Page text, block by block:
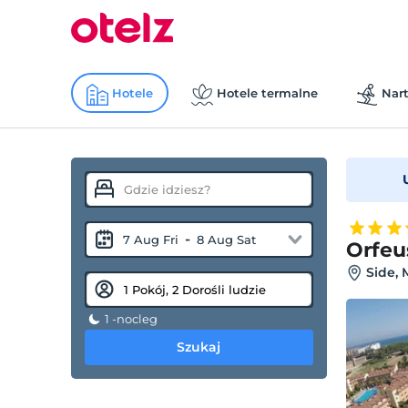
Hotele Hotele termalne
7 Aug Fri - 8 Aug Sat
1 -nocleg
Szukaj
Side,